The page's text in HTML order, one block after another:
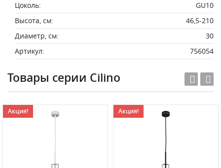
Цоколь:
GU10
Высота, см:
46,5-210
Диаметр, см:
30
Артикул:
756054
Товары серии Cilino
Акция! Акция!